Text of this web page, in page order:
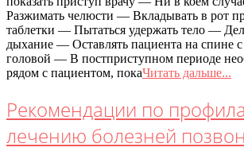
Разжимать челюсти — Вкладывать в рот
таблетки — Пытаться удержать тело —
дыхание — Оставлять пациента на спине
головой — В постприступном периоде
рядом с пациентом, покаЧитать дальше...
Рекомендации по
лечению болезней